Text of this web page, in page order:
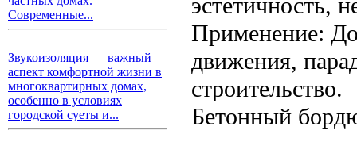
Современные...
Звукоизоляция — важный
аспект комфортной жизни в
многоквартирных домах,
особенно в условиях
городской суеты и...
эстетичность,
Применение:
движения,
строительство.
Бетонный